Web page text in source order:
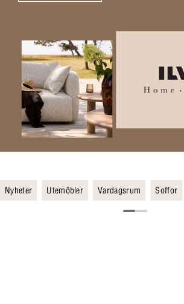
Nyheter Utemöbler Vardagsrum Soffor